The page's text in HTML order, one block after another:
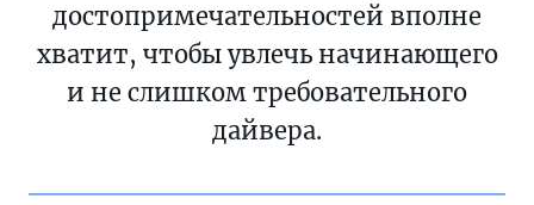
достопримечательностей вполне
хватит, чтобы увлечь начинающего
и не слишком требовательного
дайвера.